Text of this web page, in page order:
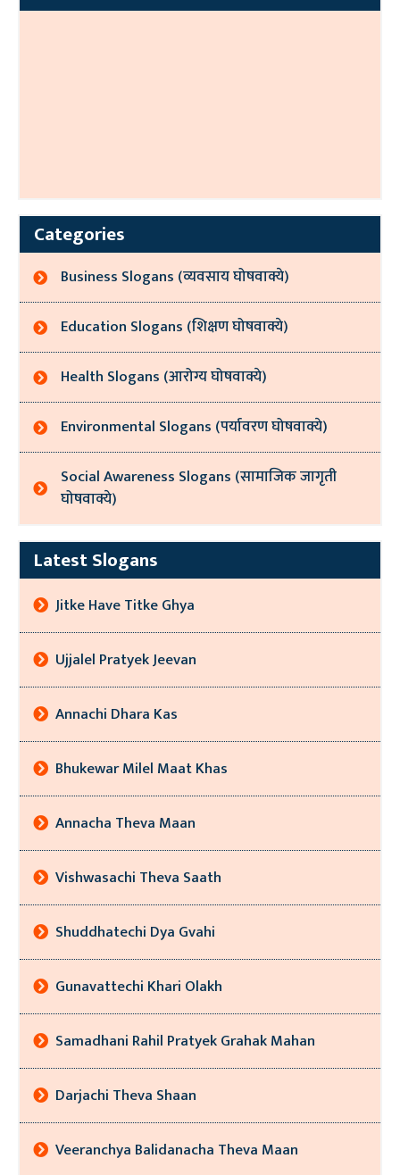
Categories
Business Slogans (व्यवसाय घोषवाक्ये)
Education Slogans (शिक्षण घोषवाक्ये)
Health Slogans (आरोग्य घोषवाक्ये)
Environmental Slogans (पर्यावरण घोषवाक्ये)
Social Awareness Slogans (सामाजिक जागृती
घोषवाक्ये)
Latest Slogans
Jitke Have Titke Ghya
Ujjalel Pratyek Jeevan
Annachi Dhara Kas
Bhukewar Milel Maat Khas
Annacha Theva Maan
Vishwasachi Theva Saath
Shuddhatechi Dya Gvahi
Gunavattechi Khari Olakh
Samadhani Rahil Pratyek Grahak Mahan
Darjachi Theva Shaan
Veeranchya Balidanacha Theva Maan